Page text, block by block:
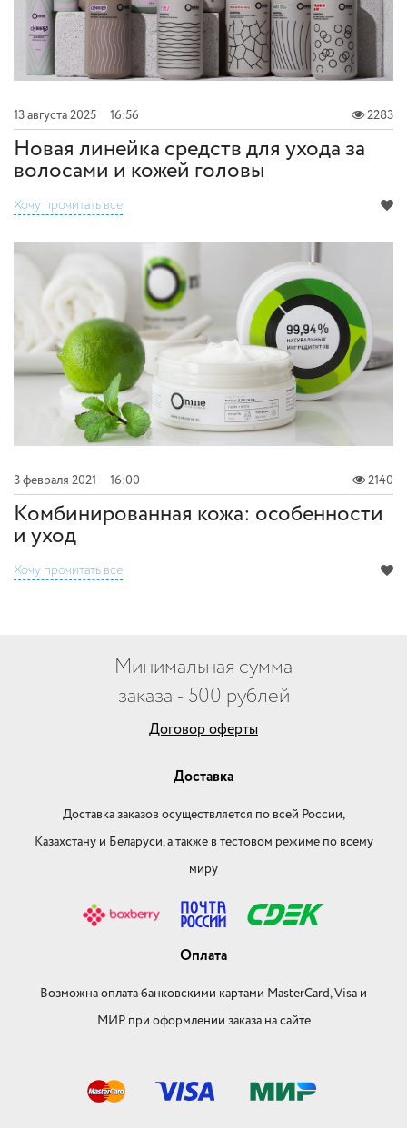
13 августа 2025 16:56 2283
Новая линейка средств для ухода за
волосами и кожей головы
Хочу прочитать все
3 февраля 2021 16:00 2140
Комбинированная кожа: особенности
и уход
Хочу прочитать все
Минимальная сумма
заказа - 500 рублей
Договор оферты
Доставка
Доставка заказов осуществляется по всей России,
Казахстану и Беларуси, а также в тестовом режиме по всему
миру
Оплата
Возможна оплата банковскими картами MasterCard, Visa и
МИР при оформлении заказа на сайте